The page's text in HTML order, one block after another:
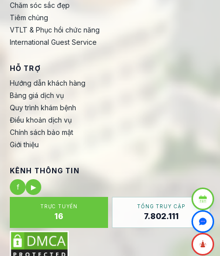
Chăm sóc sắc đẹp
Tiêm chủng
VTLT & Phục hồi chức năng
International Guest Service
HỖ TRỢ
Hướng dẫn khách hàng
Bảng giá dịch vụ
Quy trình khám bệnh
Điều khoản dịch vụ
Chính sách bảo mật
Giới thiệu
KÊNH THÔNG TIN
f
▶
TRỰC TUYẾN
16
TỔNG TRUY CẬP
7.802.111